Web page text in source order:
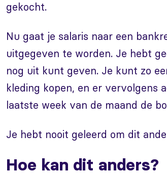
gekocht.
Nu gaat je salaris naar een
uitgegeven te worden. Je hebt
nog uit kunt geven. Je kunt zo
kleding kopen, en er vervolgens
laatste week van de maand de
Je hebt nooit geleerd om dit
Hoe kan dit anders?